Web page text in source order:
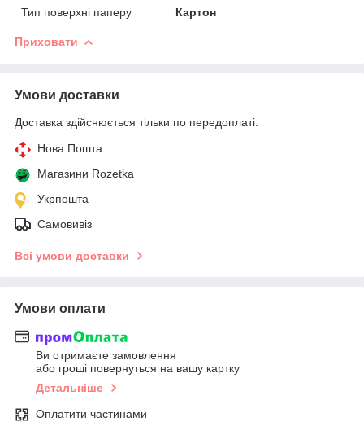
Тип поверхні паперу
Картон
Приховати
Умови доставки
Доставка здійснюється тільки по передоплаті.
Нова Пошта
Магазини Rozetka
Укрпошта
Самовивіз
Всі умови доставки
Умови оплати
Ви отримаєте замовлення
або гроші повернуться на вашу картку
Детальніше
Оплатити частинами